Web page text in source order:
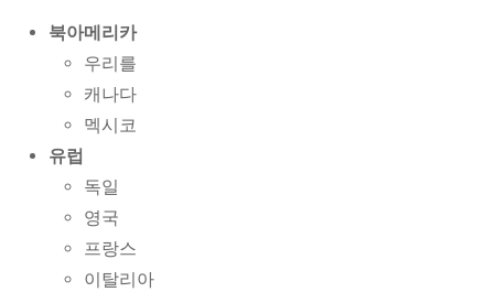
북아메리카
우리를
캐나다
멕시코
유럽
독일
영국
프랑스
이탈리아